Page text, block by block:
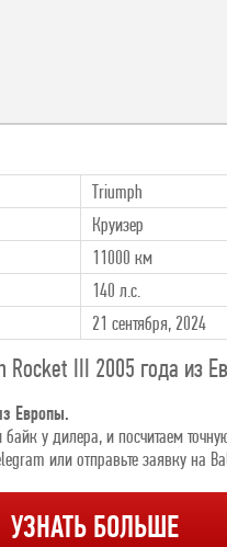
Triumph
Круизер
11000 км
140 л.с.
21 сентября, 2024
Rocket III 2005 года из
Европы.
байк у дилера, и посчитаем
или отправьте заявку на
УЗНАТЬ БОЛЬШЕ